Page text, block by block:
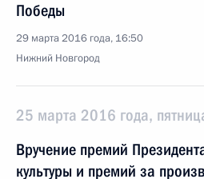
Победы
29 марта 2016 года, 16:50
Нижний Новгород
25 марта 2016 года,
Вручение премий
культуры и премий за